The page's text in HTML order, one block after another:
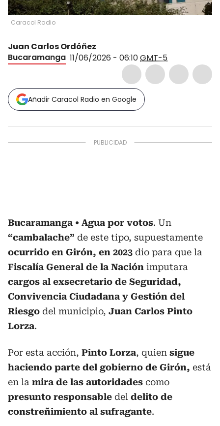
Caracol Radio
Juan Carlos Ordóñez
Bucaramanga 11/06/2026 - 06:10GMT-5
Añadir Caracol Radio en Google
Bucaramanga Agua por votos. Un
“cambalache” de este tipo, supuestamente
ocurrido en Girón, en 2023 dio para que la
Fiscalía General de la Nación imputara
cargos al exsecretario de Seguridad,
Convivencia Ciudadana y Gestión del
Riesgo del municipio, Juan Carlos Pinto
Lorza.
Por esta acción, Pinto Lorza, quien sigue
haciendo parte del gobierno de Girón, está
en la mira de las autoridades como
presunto responsable del delito de
constreñimiento al sufragante.